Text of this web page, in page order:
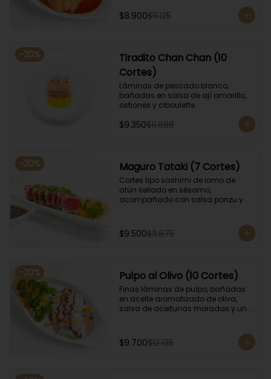
$8.900$11.125
-20%
Tiradito Chan Chan (10
Cortes)
Láminas de pescado blanco,
bañadas en salsa de ají amarillo,
ostiones y ciboulette.
$9.350$11.688
-20% Maguro Tataki (7 Cortes)
Cortes tipo sashimi de lomo de
atún sellado en sésamo,
acompañado con salsa ponzu y
$9.500$11.875
-20% Pulpo al Olivo (10 Cortes)
Finas láminas de pulpo, bañadas
en aceite aromatizado de oliva,
salsa de aceitunas moradas y un
$9.700$12.125